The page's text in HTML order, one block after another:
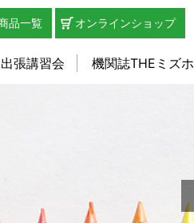
品一覧 オンラインショップ
出張講習会 機関誌THEミズホ